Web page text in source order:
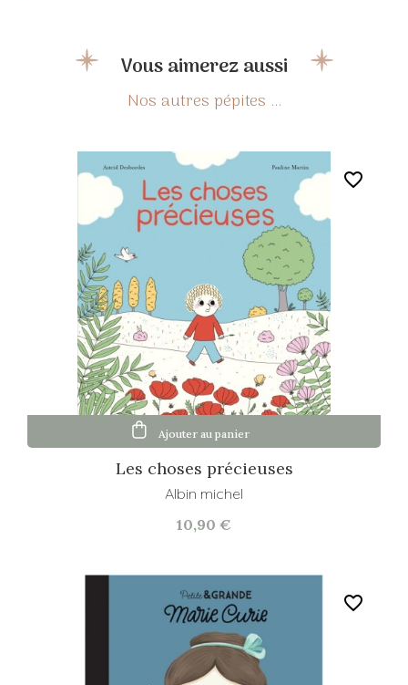
Vous aimerez aussi
Les choses précieuses
Albin michel
10,90 €
Ajouter au panier
favorite_border
favorite_border